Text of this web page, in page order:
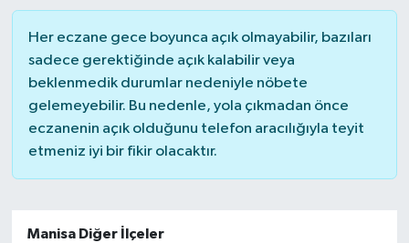
Her eczane gece boyunca açık olmayabilir, bazıları
sadece gerektiğinde açık kalabilir veya
beklenmedik durumlar nedeniyle nöbete
gelemeyebilir. Bu nedenle, yola çıkmadan önce
eczanenin açık olduğunu telefon aracılığıyla teyit
etmeniz iyi bir fikir olacaktır.
Manisa Diğer İlçeler